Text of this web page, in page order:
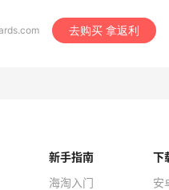
去购买 拿返利
新手指南
海淘入门
下
安